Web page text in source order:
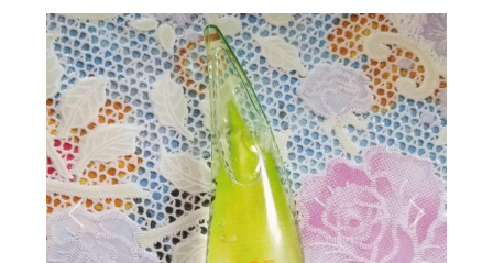
Вперёд Назад